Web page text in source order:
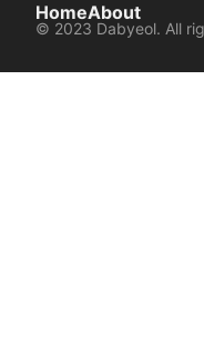
HomeAbout
© 2023 Dabyeol. All